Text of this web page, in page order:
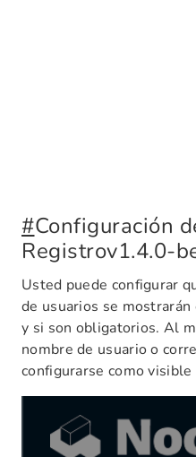
#Configuración
Registrov1.4.0-
Usted puede configurar
de usuarios se
y si son obligatorios. Al
nombre de usuario o
configurarse como